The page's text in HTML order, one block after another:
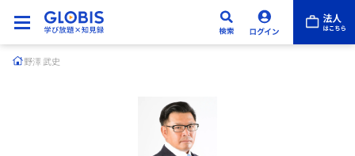
野澤 武史